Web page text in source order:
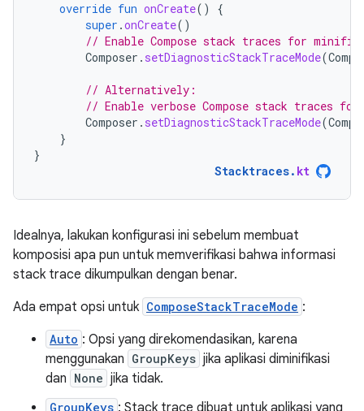
override fun onCreate()
{
super .onCreate()
// Enable Compose stack traces for
Composer . setDiagnosticStackTraceMode(
// Alternatively:
// Enable verbose Compose stack traces
Composer . setDiagnosticStackTraceMode(
}
}
Stacktraces. kt
Idealnya, lakukan konfigurasi ini sebelum membuat
komposisi apa pun untuk memverifikasi bahwa informasi
stack trace dikumpulkan dengan benar.
Ada empat opsi untuk ComposeStackTraceMode :
Auto : Opsi yang direkomendasikan, karena
menggunakan GroupKeys jika aplikasi diminifikasi
dan None jika tidak.
GroupKeys : Stack trace dibuat untuk aplikasi yang